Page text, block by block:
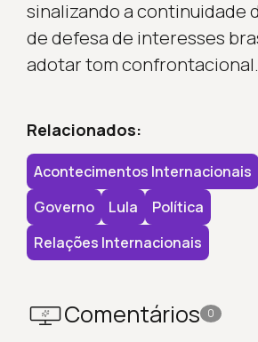
sinalizando a continuidade
de defesa de interesses
adotar tom confrontacional.
Relacionados:
Acontecimentos Internacionais
Governo
Lula
Política
Relações Internacionais
Comentários 0